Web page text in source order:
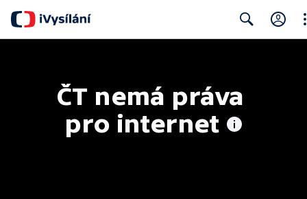
ČT nemá práva
pro internet